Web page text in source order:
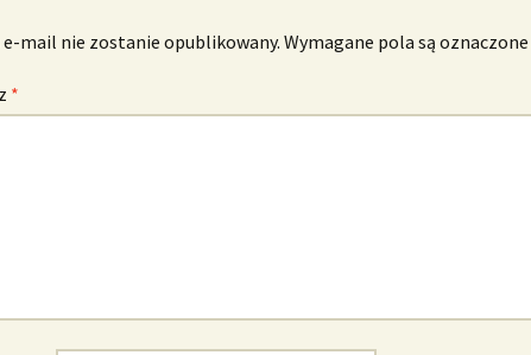
e-mail nie zostanie opublikowany. Wymagane pola są oznaczone
*